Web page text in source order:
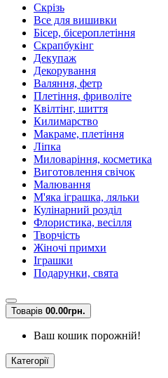
Скрізь
Все для вишивки
Бісер, бісероплетіння
Скрапбукінг
Декупаж
Декорування
Валяння, фетр
Плетіння, фриволіте
Квілтінг, шиття
Килимарство
Макраме, плетіння
Ліпка
Миловаріння, косметика
Виготовлення свічок
Малювання
М'яка іграшка, ляльки
Кулінарний розділ
Флористика, весілля
Творчість
Жіночі примхи
Іграшки
Подарунки, свята
Товарів 00.00грн.
Ваш кошик порожній!
Категорії